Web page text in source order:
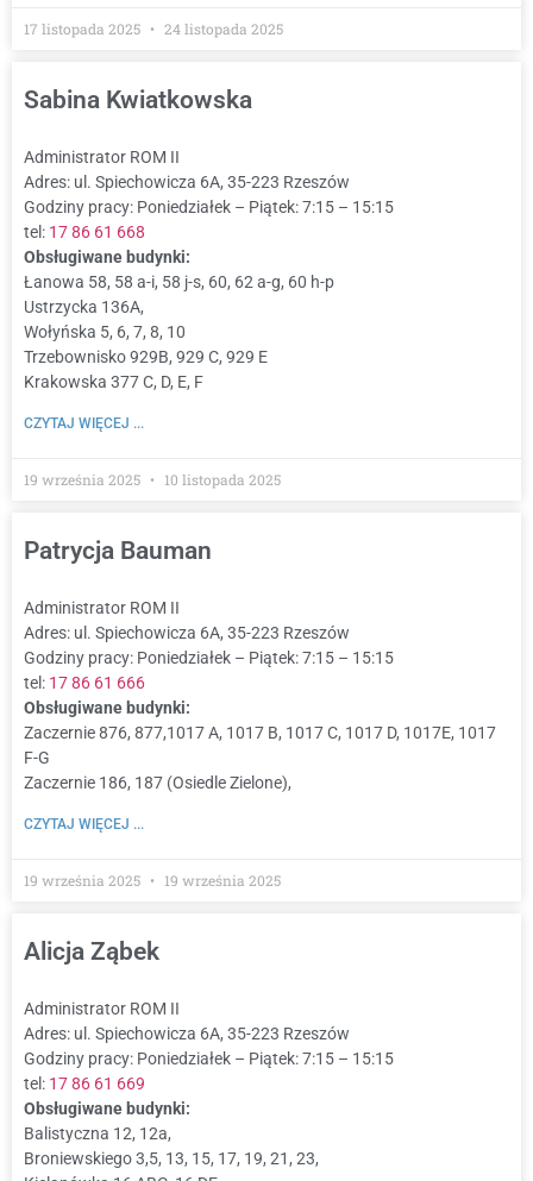
17 listopada 2025 24 listopada 2025
Sabina Kwiatkowska
Administrator ROM II
Adres: ul. Spiechowicza 6A, 35-223 Rzeszów
Godziny pracy: Poniedziałek – Piątek: 7:15 – 15:15
tel: 17 86 61 668
Obsługiwane budynki:
Łanowa 58, 58 a-i, 58 j-s, 60, 62 a-g, 60 h-p
Ustrzycka 136A,
Wołyńska 5, 6, 7, 8, 10
Trzebownisko 929B, 929 C, 929 E
Krakowska 377 C, D, E, F
CZYTAJ WIĘCEJ ...
19 września 2025 10 listopada 2025
Patrycja Bauman
Administrator ROM II
Adres: ul. Spiechowicza 6A, 35-223 Rzeszów
Godziny pracy: Poniedziałek – Piątek: 7:15 – 15:15
tel: 17 86 61 666
Obsługiwane budynki:
Zaczernie 876, 877,1017 A, 1017 B, 1017 C, 1017 D, 1017E, 1017
F-G
Zaczernie 186, 187 (Osiedle Zielone),
CZYTAJ WIĘCEJ ...
19 września 2025 19 września 2025
Alicja Ząbek
Administrator ROM II
Adres: ul. Spiechowicza 6A, 35-223 Rzeszów
Godziny pracy: Poniedziałek – Piątek: 7:15 – 15:15
tel: 17 86 61 669
Obsługiwane budynki:
Balistyczna 12, 12a,
Broniewskiego 3,5, 13, 15, 17, 19, 21, 23,